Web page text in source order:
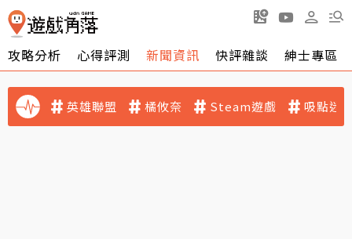
攻略分析 心得評測 新聞資訊 快評雜談 紳士專區
英雄聯盟 橘攸奈 Steam遊戲 吸點迷